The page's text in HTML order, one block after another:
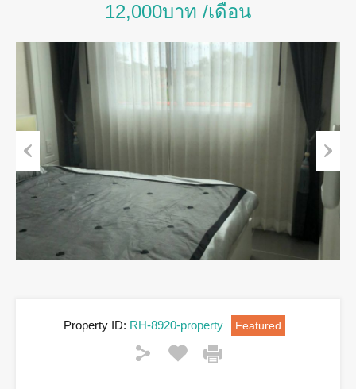
12,000บาท /เดือน
Previous Next
Property ID: RH-8920-property Featured